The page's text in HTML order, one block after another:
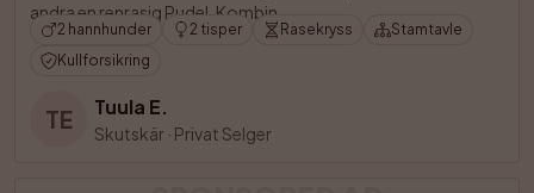
andra en renrasig Pudel. Kombin
2 hannhunder 2 tisper Rasekryss
Stamtavle
Kullforsikring
TE Tuula E.
Skutskär · Privat Selger